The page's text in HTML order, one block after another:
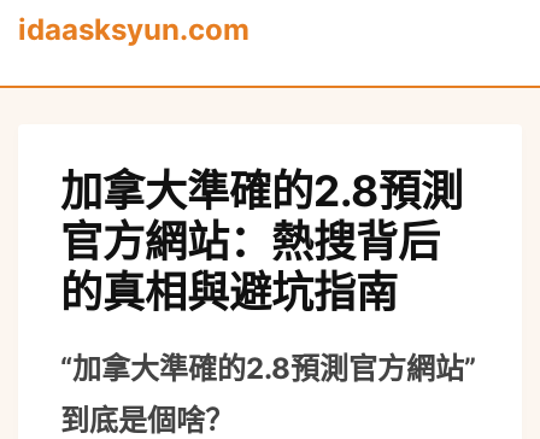
idaasksyun.com
加拿大準確的2.8預測
官方網站：熱搜背后
的真相與避坑指南
“加拿大準確的2.8預測官方網站”
到底是個啥？